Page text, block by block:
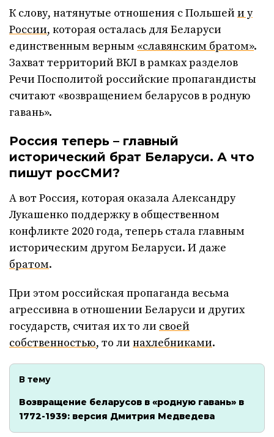
К слову, натянутые отношения с Польшей и у
России, которая осталась для Беларуси
единственным верным «славянским братом».
Захват территорий ВКЛ в рамках разделов
Речи Посполитой российские пропагандисты
считают «возвращением беларусов в родную
гавань».
Россия теперь – главный
исторический брат Беларуси. А что
пишут росСМИ?
А вот Россия, которая оказала Александру
Лукашенко поддержку в общественном
конфликте 2020 года, теперь стала главным
историческим другом Беларуси. И даже
братом.
При этом российская пропаганда весьма
агрессивна в отношении Беларуси и других
государств, считая их то ли своей
собственностью, то ли нахлебниками.
В тему
Возвращение беларусов в «родную гавань» в
1772-1939: версия Дмитрия Медведева